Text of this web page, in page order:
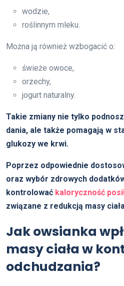
wodzie,
roślinnym mleku.
Można ją również wzbogacić o:
świeże owoce,
orzechy,
jogurt naturalny.
Takie zmiany nie tylko
dania, ale także pomagają w
glukozy we krwi.
Poprzez odpowiednie
oraz wybór zdrowych
kontrolować kaloryczność
związane z redukcją masy
Jak owsianka
masy ciała w
odchudzania?